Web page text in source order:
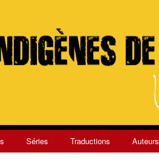
Séries Traductions Auteurs